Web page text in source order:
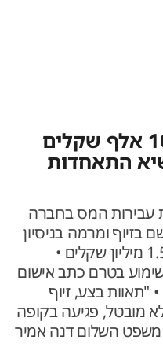
14 חודשי מאסר ו-100 אלף שקלים
התאחדות
המס בחברה
ומרמה בניסיון
לחמוק מתשלום מס בגובה 1.55 מיליון שקלים •
לשימוע בטרם כתב אישום
בצע, זיוף
מובטל, פגיעה בקופה
השלום דנה אמיר